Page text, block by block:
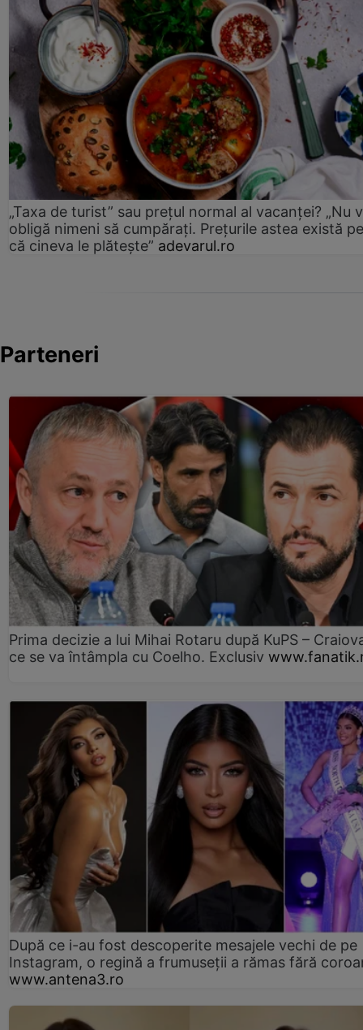
„Taxa de turist” sau prețul normal al vacanței? „Nu
obligă nimeni să cumpărați. Prețurile astea există
că cineva le plătește” adevarul.ro
Parteneri
Prima decizie a lui Mihai Rotaru după KuPS –
ce se va întâmpla cu Coelho. Exclusiv
După ce i-au fost descoperite mesajele vechi de pe
Instagram, o regină a frumuseții a rămas fără
www.antena3.ro